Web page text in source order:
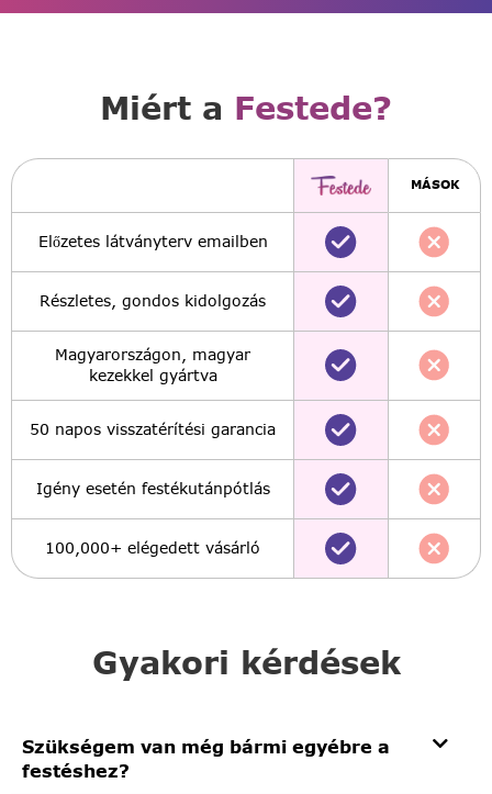
Gyakori kérdések
Szükségem van még bármi egyébre a
festéshez?
Miért a Festede?
MÁSOK
Előzetes látványterv emailben
Részletes, gondos kidolgozás
Magyarországon, magyar
kezekkel gyártva
50 napos visszatérítési garancia
Igény esetén festékutánpótlás
100,000+ elégedett vásárló